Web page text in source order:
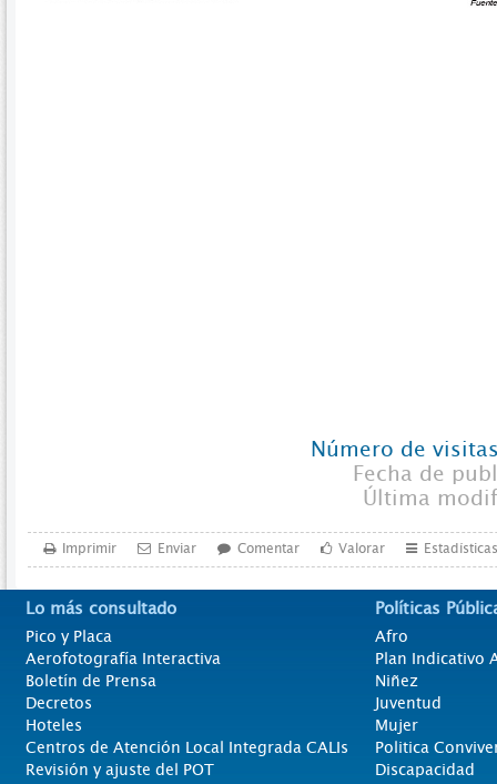
Número de
Fecha de
Última
Imprimir Enviar Comentar Valorar Estadísticas
Lo más consultado
Pico y Placa
Aerofotografía Interactiva
Boletín de Prensa
Decretos
Hoteles
Centros de Atención Local Integrada CALIs
Revisión y ajuste del POT
Políticas
Afro
Plan Indicativo
Niñez
Juventud
Mujer
Politica
Discapacidad